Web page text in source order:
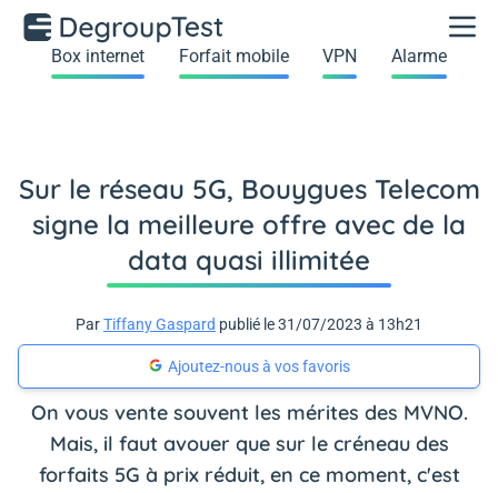
Box internet Forfait mobile VPN Alarme
Sur le réseau 5G, Bouygues Telecom
signe la meilleure offre avec de la
data quasi illimitée
ParTiffany Gaspard publié le 31/07/2023 à 13h21
Ajoutez-nous à vos favoris
On vous vente souvent les mérites des MVNO.
Mais, il faut avouer que sur le créneau des
forfaits 5G à prix réduit, en ce moment, c'est